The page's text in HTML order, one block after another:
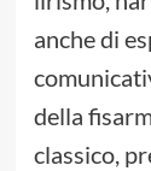
anche di
della
classico,